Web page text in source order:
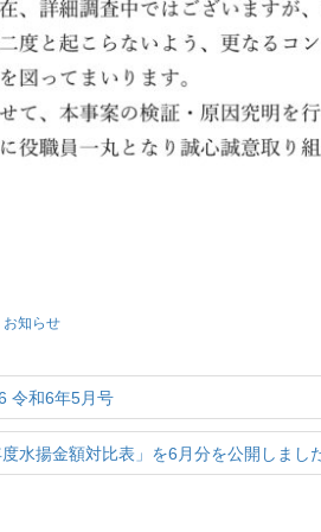
お知らせ
令和6年5月号
度水揚金額対比表」を6月分を公開しまし